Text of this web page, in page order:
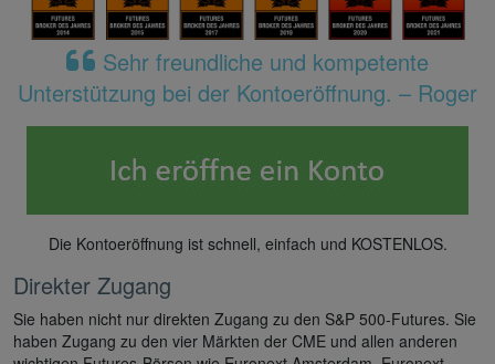
Sehr freundliche und kompetente
Unterstützung bei der Kontoeröffnung. – Roger
Die Kontoeröffnung ist schnell, einfach und KOSTENLOS.
Direkter Zugang
Sie haben nicht nur direkten Zugang zu den S&P 500-Futures. Sie
haben Zugang zu den vier Märkten der CME und allen anderen